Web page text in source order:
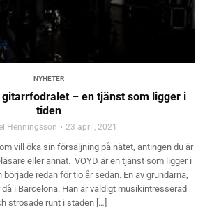
NYHETER
– en tjänst som ligger i
tiden
Henningsson 23 april, 2021
vill öka sin försäljning på nätet, antingen du är
eller annat. VOYD är en tjänst som ligger i
redan för tio år sedan. En av grundarna,
i Barcelona. Han är väldigt musikintresserad
strosade runt i staden […]